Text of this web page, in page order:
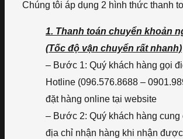
Chúng tôi áp dụng 2 hình thức thanh
1. Thanh toán chuyển khoản
(Tốc độ vận chuyển rất nhanh)
– Bước 1: Quý khách hàng gọi
Hotline (096.576.8688 –
đặt hàng online tại website
– Bước 2: Quý khách hàng cung
địa chỉ nhận hàng khi nhận